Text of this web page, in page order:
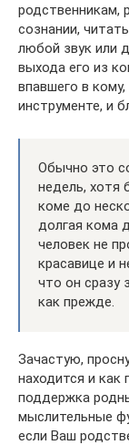
родственникам,
сознании,
любой звук или
выхода его из
впавшего в
инструменте, и
Обычно это
недель, хотя
коме до
долгая кома
человек не
красавице и
что он сразу
как прежде.
Зачастую,
находится и как
поддержка
мыслительные
если Ваш